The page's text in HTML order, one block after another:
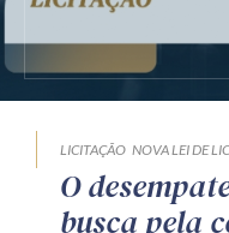
LICITAÇÃO NOVA LEI DE
O
busca pela